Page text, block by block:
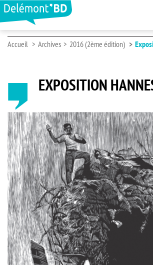
Accueil Archives 2016 (2ème édition)
EXPOSITION